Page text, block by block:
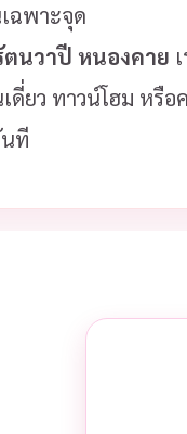
ฉพาะจุด
ตนวาปี หนองคาย
ดี่ยว ทาวน์โฮม หรื
ที